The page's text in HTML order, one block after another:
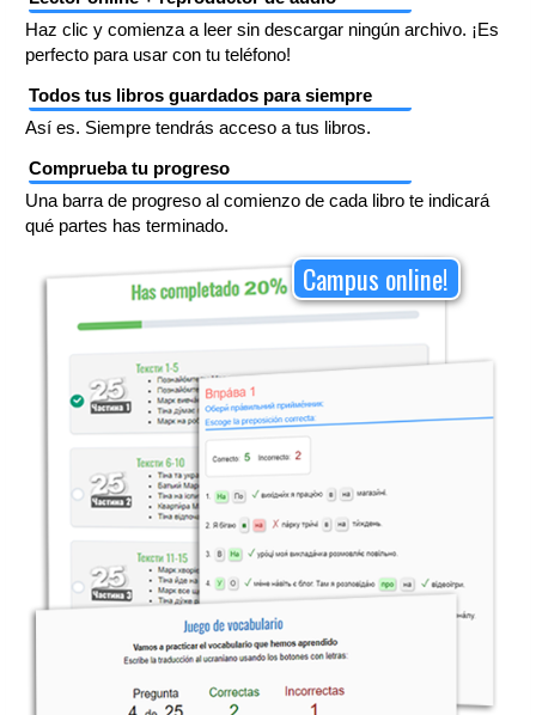
Haz clic y comienza a leer sin descargar ningún archivo. ¡Es
perfecto para usar con tu teléfono!
Todos tus libros guardados para siempre
Así es. Siempre tendrás acceso a tus libros.
Comprueba tu progreso
Una barra de progreso al comienzo de cada libro te indicará
qué partes has terminado.
Campus online!